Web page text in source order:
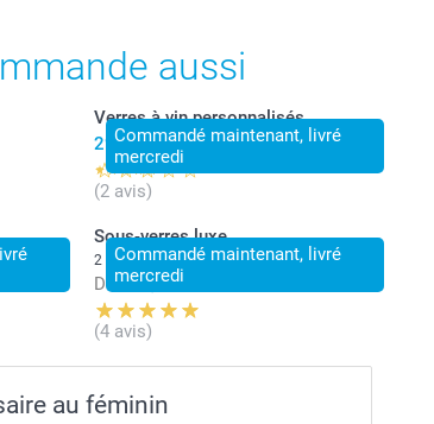
aussi
Commandé maintenant, livré
mercredi
Verres à vin personnalisés
29,95
(2 avis)
Commandé maintenant, livré
mercredi
Sous-verres luxe
2 variantes
Dès 31,95
(4 avis)
au féminin